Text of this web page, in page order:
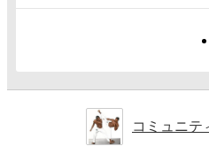
コミュニテ